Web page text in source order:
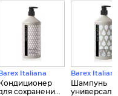
Barex Italiana
Кондиционер
сохранени...
Barex
Шампунь